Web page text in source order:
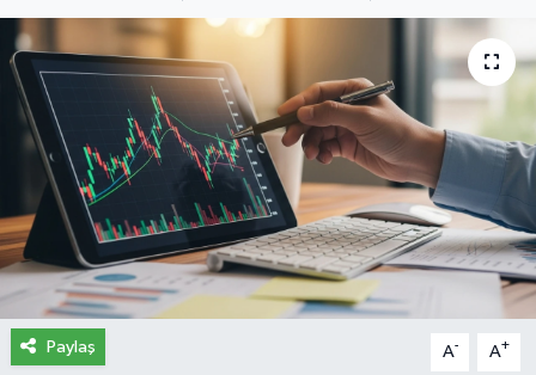
Paylaş A- A+
İletişim
Künye
Yasal Uyarı